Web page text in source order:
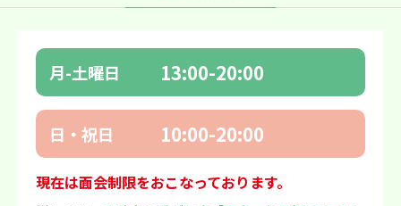
月-土曜日 13:00-20:00
日・祝日 10:00-20:00
現在は面会制限をおこなっております。